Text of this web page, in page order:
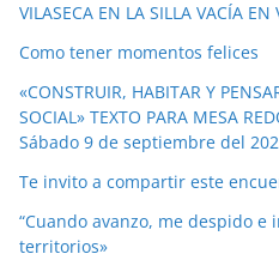
o
VILASECA EN LA SILLA VACÍA
Como tener momentos felices
«CONSTRUIR, HABITAR Y
SOCIAL» TEXTO PARA MESA
Sábado 9 de septiembre del
Te invito a compartir este
“Cuando avanzo, me despido e
territorios»